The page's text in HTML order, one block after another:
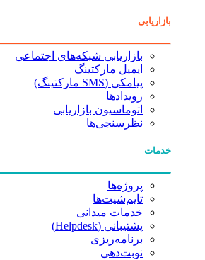
بازاریابی
بازاریابی شبکه‌های اجتماعی
ایمیل مارکتینگ
پیامکی (SMS مارکتینگ)
رویدادها
اتوماسیون بازاریابی
نظرسنجی‌ها
خدمات
پروژه‌ها
تایم‌شیت‌ها
خدمات میدانی
پشتیبانی (Helpdesk)
برنامه‌ریزی
نوبت‌دهی